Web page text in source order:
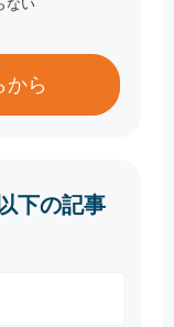
ない
から
下の記事